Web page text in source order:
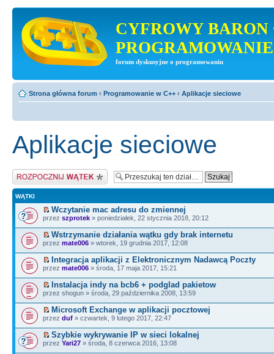
CYFROWY BARON
PROGRAMOWANIE
forum dyskusyjne o programowaniu
Strona główna forum ‹ Programowanie w C++ ‹ Aplikacje sieciowe
Aplikacje sieciowe
Napisz wątek
WĄTKI
Wczytanie mac adresu do zmiennej
przez szprotek » poniedziałek, 22 stycznia 2018, 20:12
Wstrzymanie działania wątku gdy brak internetu
przez mate006 » wtorek, 19 grudnia 2017, 12:08
Integracja aplikacji z Elektronicznym Nadawcą Poczty
przez mate006 » środa, 17 maja 2017, 15:21
Instalacja indy na bcb6 + podglad pakietow
przez shogun » środa, 29 października 2008, 13:59
Microsoft Exchange w aplikacji pocztowej
przez duf » czwartek, 9 lutego 2017, 22:47
Szybkie wykrywanie IP w sieci lokalnej
przez Yari27 » środa, 8 czerwca 2016, 13:08